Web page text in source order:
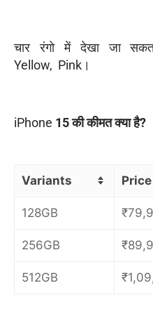
चार रंगो में देखा जा
Yellow, Pink।
iPhone 15 की कीमत क्या है?
Variants Price
128GB ₹79
256GB ₹89
512GB ₹